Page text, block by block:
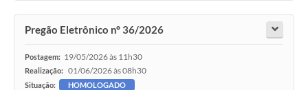
Pregão Eletrônico nº 36/2026
Postagem: 19/05/2026 às 11h30
Realização: 01/06/2026 às 08h30
Situação: HOMOLOGADO